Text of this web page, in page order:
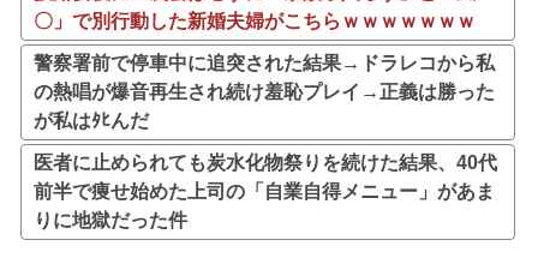
〇」で別行動した新婚夫婦がこちらｗｗｗｗｗｗｗ
警察署前で停車中に追突された結果→ドラレコから私
の熱唱が爆音再生され続け羞恥プレイ→正義は勝った
が私はﾀﾋんだ
医者に止められても炭水化物祭りを続けた結果、40代
前半で痩せ始めた上司の「自業自得メニュー」があま
りに地獄だった件